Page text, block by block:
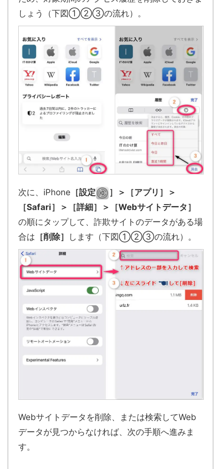
しょう（下図①②③の流れ）。
次に、iPhone ［設定
］＞［アプリ］＞
［Safari］＞［詳細］＞
［Webサイトデータ］
の順にタップして、詐欺サイトのデータがある場
合は ［削除］ します（下図①②③の流れ）。
Webサイトデータを削除、または検索してWeb
データが見つからなければ、次の手順へ進みま
す。